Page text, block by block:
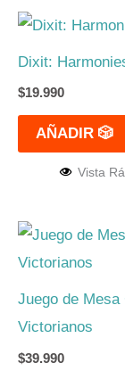
Dixit:
$19.990
AÑADIR 🎲
Vista
Juego de Mesa
Victorianos
$39.990